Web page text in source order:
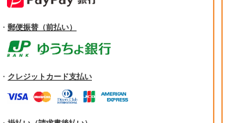
・ 郵便振替（前払い）
・ クレジットカード支払い